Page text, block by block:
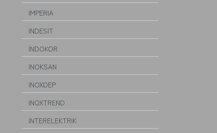
IMPERIA
INDESIT
INDOKOR
INOKSAN
INOXDEP
INOXTREND
INTERELEKTRIK